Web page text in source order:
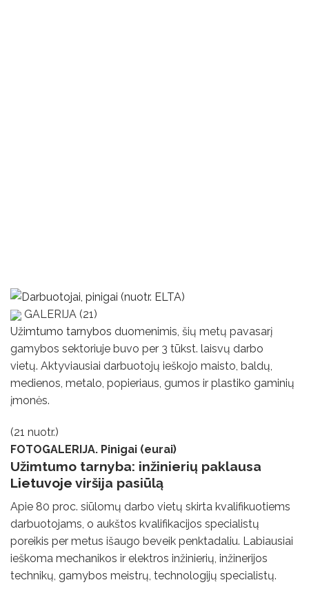
GALERIJA (21)
Užimtumo tarnybos duomenimis, šių metų pavasarį
gamybos sektoriuje buvo per 3 tūkst. laisvų darbo
vietų. Aktyviausiai darbuotojų ieškojo maisto, baldų,
medienos, metalo, popieriaus, gumos ir plastiko gaminių
įmonės.
(21 nuotr.)
FOTOGALERIJA. Pinigai (eurai)
Užimtumo tarnyba: inžinierių paklausa
Lietuvoje viršija pasiūlą
Apie 80 proc. siūlomų darbo vietų skirta kvalifikuotiems
darbuotojams, o aukštos kvalifikacijos specialistų
poreikis per metus išaugo beveik penktadaliu. Labiausiai
ieškoma mechanikos ir elektros inžinierių, inžinerijos
technikų, gamybos meistrų, technologijų specialistų.